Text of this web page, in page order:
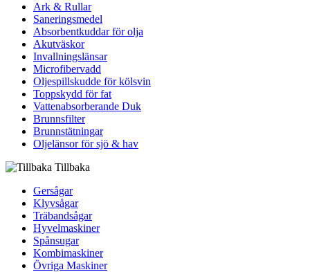
Ark & Rullar
Saneringsmedel
Absorbentkuddar för olja
Akutväskor
Invallningslänsar
Microfibervadd
Oljespillskudde för kölsvin
Toppskydd för fat
Vattenabsorberande Duk
Brunnsfilter
Brunnstätningar
Oljelänsor för sjö & hav
Tillbaka
Gersågar
Klyvsågar
Träbandsågar
Hyvelmaskiner
Spånsugar
Kombimaskiner
Övriga Maskiner